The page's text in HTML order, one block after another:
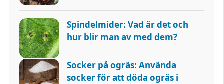
Spindelmider: Vad är det och
hur blir man av med dem?
Socker på ogräs: Använda
socker för att döda ogräs i